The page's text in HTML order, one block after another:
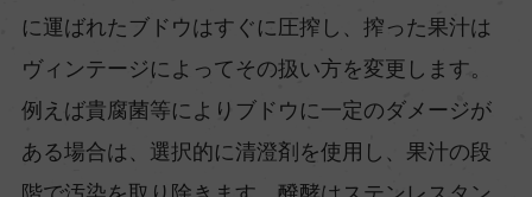
に運ばれたブドウはすぐに圧搾し、搾った果汁は
ヴィンテージによってその扱い方を変更します。
例えば貴腐菌等によりブドウに一定のダメージが
ある場合は、選択的に清澄剤を使用し、果汁の段